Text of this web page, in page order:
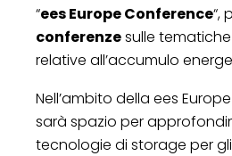
“ees Europe Conference“,
conferenzesulle
relative all’accumulo
Nell’ambito della ees
sarà spazio per
tecnologie di storage per